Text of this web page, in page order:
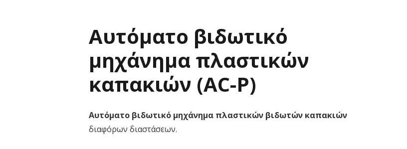
Αυτόματο βιδωτικό
μηχάνημα πλαστικών
καπακιών (AC-P)
Αυτόματο βιδωτικό μηχάνημα πλαστικών βιδωτών καπακιών
διαφόρων διαστάσεων.